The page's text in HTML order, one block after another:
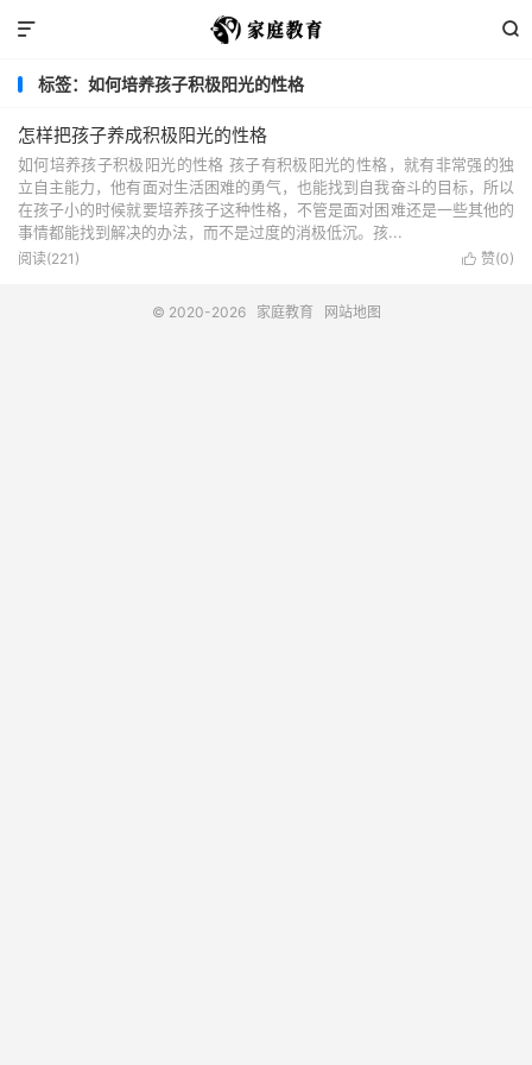


标签：如何培养孩子积极阳光的性格
怎样把孩子养成积极阳光的性格
如何培养孩子积极阳光的性格 孩子有积极阳光的性格，就有非常强的独
立自主能力，他有面对生活困难的勇气，也能找到自我奋斗的目标，所以
在孩子小的时候就要培养孩子这种性格，不管是面对困难还是一些其他的
事情都能找到解决的办法，而不是过度的消极低沉。孩...
 赞(0)
阅读(221)
© 2020-2026 家庭教育 网站地图